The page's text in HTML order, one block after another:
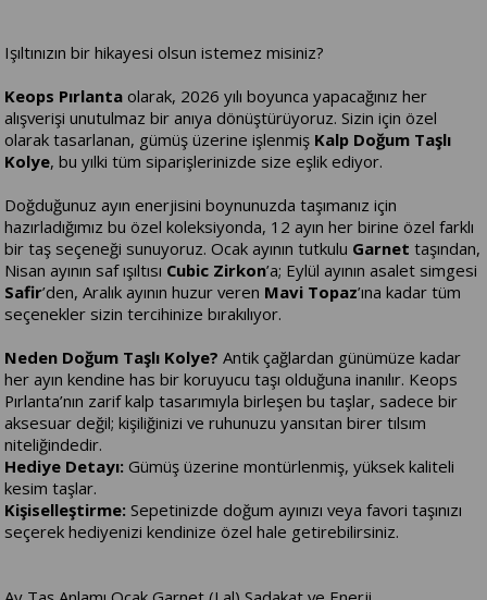
Işıltınızın bir hikayesi olsun istemez misiniz?
Keops Pırlanta olarak, 2026 yılı boyunca yapacağınız her
alışverişi unutulmaz bir anıya dönüştürüyoruz. Sizin için özel
olarak tasarlanan, gümüş üzerine işlenmiş Kalp Doğum Taşlı
Kolye, bu yılki tüm siparişlerinizde size eşlik ediyor.
Doğduğunuz ayın enerjisini boynunuzda taşımanız için
hazırladığımız bu özel koleksiyonda, 12 ayın her birine özel farklı
bir taş seçeneği sunuyoruz. Ocak ayının tutkulu Garnet taşından,
Nisan ayının saf ışıltısı Cubic Zirkon’a; Eylül ayının asalet simgesi
Safir’den, Aralık ayının huzur veren Mavi Topaz’ına kadar tüm
seçenekler sizin tercihinize bırakılıyor.
Neden Doğum Taşlı Kolye? Antik çağlardan günümüze kadar
her ayın kendine has bir koruyucu taşı olduğuna inanılır. Keops
Pırlanta’nın zarif kalp tasarımıyla birleşen bu taşlar, sadece bir
aksesuar değil; kişiliğinizi ve ruhunuzu yansıtan birer tılsım
niteliğindedir.
Hediye Detayı: Gümüş üzerine montürlenmiş, yüksek kaliteli
kesim taşlar.
Kişiselleştirme: Sepetinizde doğum ayınızı veya favori taşınızı
seçerek hediyenizi kendinize özel hale getirebilirsiniz.